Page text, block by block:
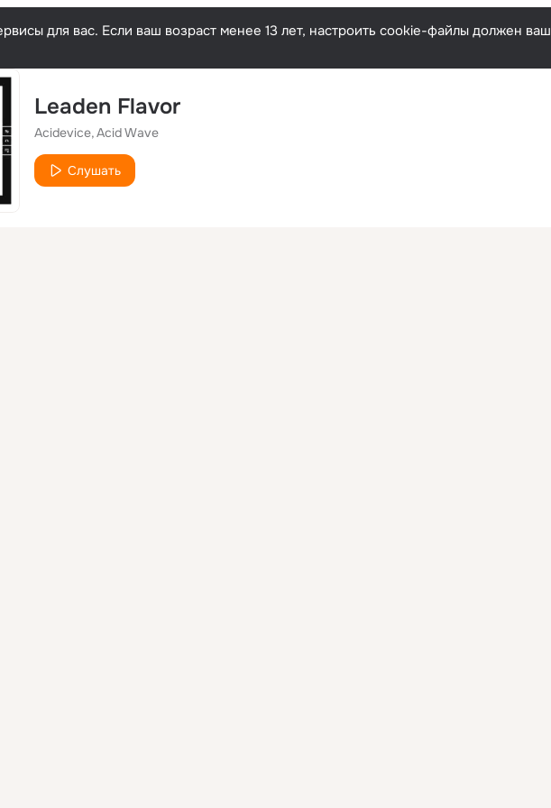
для вас. Если ваш возраст менее 13 лет, настроить cookie-файлы должен ваш
Leaden Flavor
Acidevice Acid Wave
Слушать